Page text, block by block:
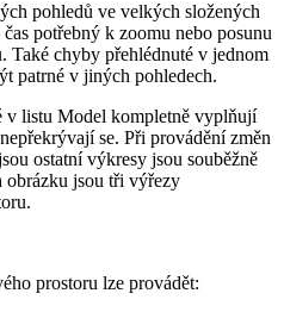
pohledů ve velkých složených
potřebný k zoomu nebo posunu
Také chyby přehlédnuté v jednom
patrné v jiných pohledech.
v listu Model kompletně vyplňují
se. Při provádění změn
ostatní výkresy jsou souběžně
obrázku jsou tři výřezy
prostoru lze provádět: